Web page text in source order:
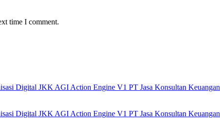
time I comment.
Digital JKK AGI Action Engine V1 PT Jasa Konsultan Keuangan
Digital JKK AGI Action Engine V1 PT Jasa Konsultan Keuangan